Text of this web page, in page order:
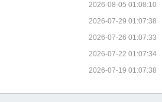
2026-08-05 01:08:10
2026-07-29 01:07:38
2026-07-26 01:07:33
2026-07-22 01:07:34
2026-07-19 01:07:38